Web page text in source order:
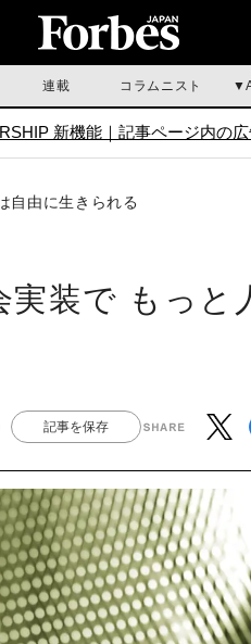
連載 コラムニスト
新機能｜記事ページ内の
自由に生きられる
実装で もっと
記事を保存